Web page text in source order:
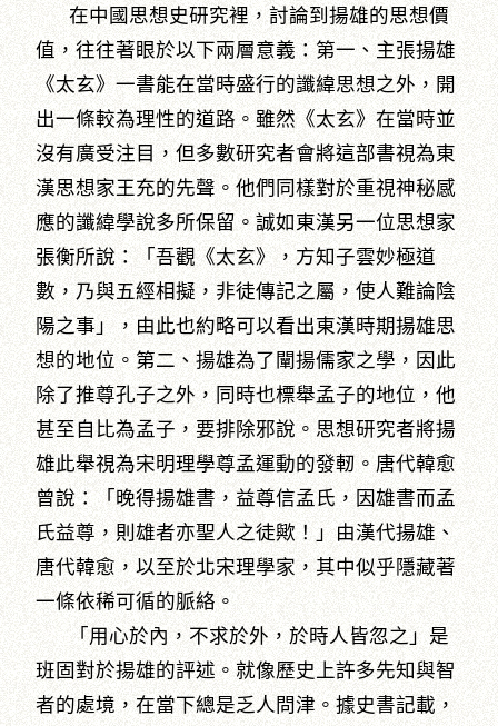
在中國思想史研究裡，討論到揚雄的思想價
值，往往著眼於以下兩層意義：第一、主張揚雄
《太玄》一書能在當時盛行的讖緯思想之外，開
出一條較為理性的道路。雖然《太玄》在當時並
沒有廣受注目，但多數研究者會將這部書視為東
漢思想家王充的先聲。他們同樣對於重視神秘感
應的讖緯學說多所保留。誠如東漢另一位思想家
張衡所說：「吾觀《太玄》，方知子雲妙極道
數，乃與五經相擬，非徒傳記之屬，使人難論陰
陽之事」，由此也約略可以看出東漢時期揚雄思
想的地位。第二、揚雄為了闡揚儒家之學，因此
除了推尊孔子之外，同時也標舉孟子的地位，他
甚至自比為孟子，要排除邪說。思想研究者將揚
雄此舉視為宋明理學尊孟運動的發軔。唐代韓愈
曾說：「晚得揚雄書，益尊信孟氏，因雄書而孟
氏益尊，則雄者亦聖人之徒歟！」由漢代揚雄、
唐代韓愈，以至於北宋理學家，其中似乎隱藏著
一條依稀可循的脈絡。
「用心於內，不求於外，於時人皆忽之」是
班固對於揚雄的評述。就像歷史上許多先知與智
者的處境，在當下總是乏人問津。據史書記載，